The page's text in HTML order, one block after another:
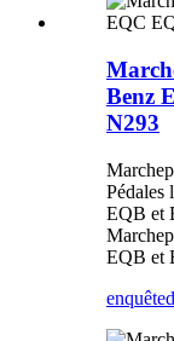
Benz
N293
Pédales
EQB et
EQB et
enquête